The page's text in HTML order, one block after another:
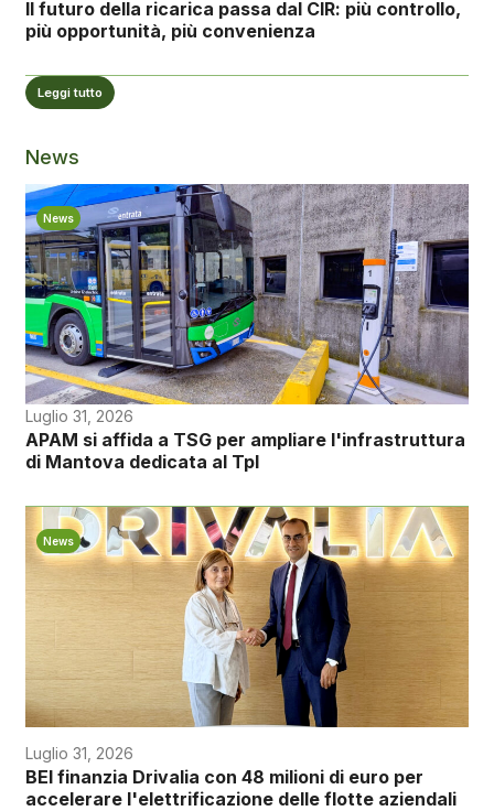
Il futuro della ricarica passa dal CIR: più controllo,
più opportunità, più convenienza
Leggi tutto
News
News
Luglio 31, 2026
APAM si affida a TSG per ampliare l'infrastruttura
di Mantova dedicata al Tpl
News
Luglio 31, 2026
BEI finanzia Drivalia con 48 milioni di euro per
accelerare l'elettrificazione delle flotte aziendali